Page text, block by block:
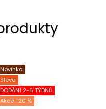
Novinka
Sleva
DODÁNÍ 2-6 TÝDNŮ
-20 %